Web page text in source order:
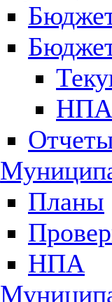
НПА
Планы
НПА